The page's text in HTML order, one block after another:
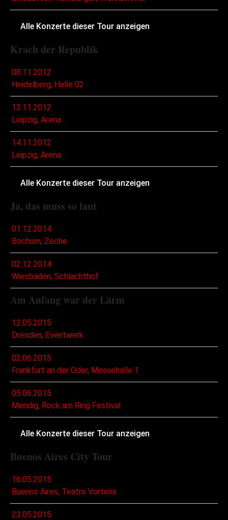
Alle Konzerte dieser Tour anzeigen
Krach der Republik
08.11.2012
Heidelberg, Halle 02
13.11.2012
Leipzig, Arena
14.11.2012
Leipzig, Arena
Alle Konzerte dieser Tour anzeigen
Ja, das muss so laut
01.12.2014
Bochum, Zeche
02.12.2014
Wiesbaden, Schlachthof
Am Anfang war der Lärm
12.05.2015
Dresden, Eventwerk
02.06.2015
Frankfurt an der Oder, Messehalle 1
05.06.2015
Mendig, Rock am Ring Festival
Alle Konzerte dieser Tour anzeigen
Buenos Aires City Tour
16.05.2015
Buenos Aires, Teatro Vorterix
23.05.2015